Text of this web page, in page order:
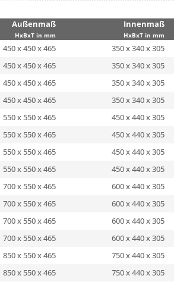
Außenmaß
HxBxT in mm
Innenmaß
HxBxT in mm
450 x 450 x 465 350 x 340 x 305
450 x 450 x 465 350 x 340 x 305
450 x 450 x 465 350 x 340 x 305
450 x 450 x 465 350 x 340 x 305
550 x 550 x 465 450 x 440 x 305
550 x 550 x 465 450 x 440 x 305
550 x 550 x 465 450 x 440 x 305
550 x 550 x 465 450 x 440 x 305
700 x 550 x 465 600 x 440 x 305
700 x 550 x 465 600 x 440 x 305
700 x 550 x 465 600 x 440 x 305
700 x 550 x 465 600 x 440 x 305
850 x 550 x 465 750 x 440 x 305
850 x 550 x 465 750 x 440 x 305